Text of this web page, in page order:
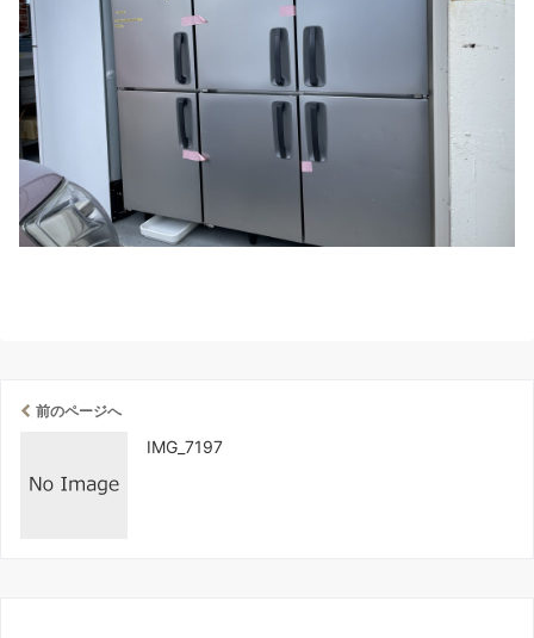
前のページへ
IMG_7197